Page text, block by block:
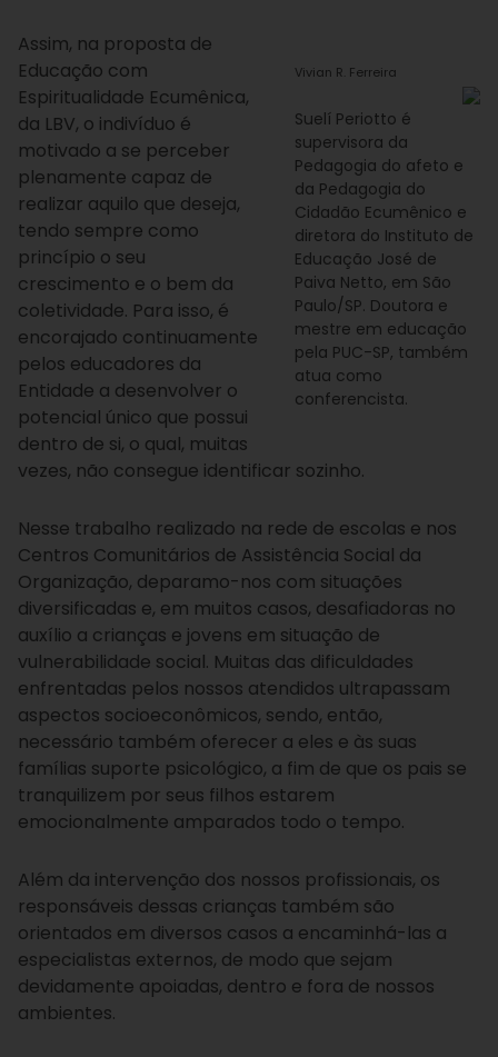
Vivian R. Ferreira
Suelí Periotto é
supervisora da
Pedagogia do afeto e
da Pedagogia do
Cidadão Ecumênico e
diretora do Instituto de
Educação José de
Paiva Netto, em São
Paulo/SP. Doutora e
mestre em educação
pela PUC-SP, também
atua como
conferencista.
Assim, na proposta de
Educação com
Espiritualidade Ecumênica,
da LBV, o indivíduo é
motivado a se perceber
plenamente capaz de
realizar aquilo que deseja,
tendo sempre como
princípio o seu
crescimento e o bem da
coletividade. Para isso, é
encorajado continuamente
pelos educadores da
Entidade a desenvolver o
potencial único que possui
dentro de si, o qual, muitas
vezes, não consegue identificar sozinho.
Nesse trabalho realizado na rede de escolas e nos
Centros Comunitários de Assistência Social da
Organização, deparamo-nos com situações
diversificadas e, em muitos casos, desafiadoras no
auxílio a crianças e jovens em situação de
vulnerabilidade social. Muitas das dificuldades
enfrentadas pelos nossos atendidos ultrapassam
aspectos socioeconômicos, sendo, então,
necessário também oferecer a eles e às suas
famílias suporte psicológico, a fim de que os pais se
tranquilizem por seus filhos estarem
emocionalmente amparados todo o tempo.
Além da intervenção dos nossos profissionais, os
responsáveis dessas crianças também são
orientados em diversos casos a encaminhá-las a
especialistas externos, de modo que sejam
devidamente apoiadas, dentro e fora de nossos
ambientes.